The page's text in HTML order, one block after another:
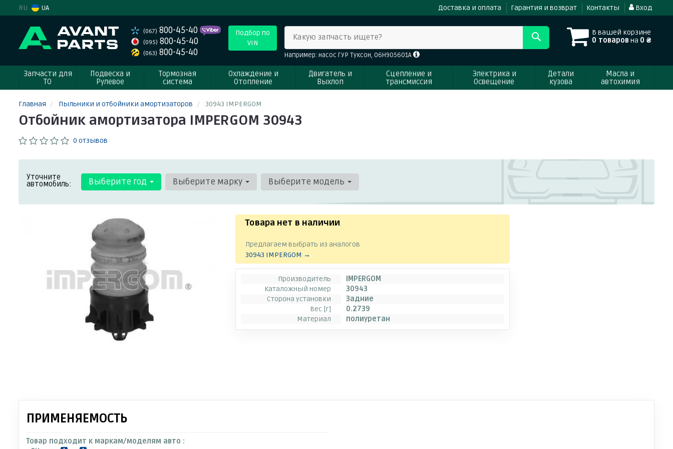
RU UA Доставка и оплата Гарантия и возврат Контакты Вход
(067) 800-45-40
(095) 800-45-40
(063) 800-45-40
Подбор по
VIN
В вашей корзине
0 товаров на 0 ₴
Какую запчасть ищете?
Например: насос ГУР Туксон, 06H905601A
Запчасти для
ТО
Подвеска и
Рулевое
Тормозная
система
Охлаждение и
Отопление
Двигатель и
Выхлоп
Сцепление и
трансмиссия
Электрика и
Освещение
Детали
кузова
Масла и
автохимия
Главная Пыльники и отбойники амортизаторов 30943 IMPERGOM
Отбойник амортизатора IMPERGOM 30943
0 отзывов
Уточните
автомобиль: Выберите год Выберите марку Выберите модель
Товара нет в наличии.
Предлагаем выбрать из аналогов
30943 IMPERGOM →
Производитель
IMPERGOM
Каталожный номер
30943
Сторона установки
Задние
Вес [г]
0.2739
Материал
полиуретан
ПРИМЕНЯЕМОСТЬ
Товар подходит к маркам/моделям авто :